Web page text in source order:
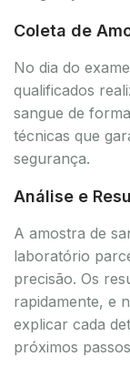
Coleta de
No dia do
qualificados
sangue de
técnicas que
segurança.
Análise e
A amostra de
laboratório
precisão. Os
rapidamente, e
explicar cada
próximos